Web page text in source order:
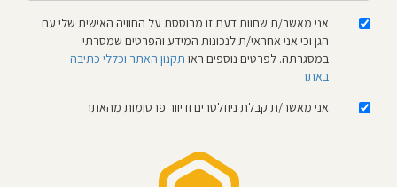
אני מאשר/ת שחוות דעת זו מבוססת על החוויה האישית שלי עם
הגן וכי אני אחראי/ת לנכונות המידע והפרטים שמסרתי
במסגרתה. לפרטים נוספים ראו תקנון האתר וכללי כתיבה
באתר.
אני מאשר/ת קבלת ניוזלטרים ודיוור פרסומות מהאתר